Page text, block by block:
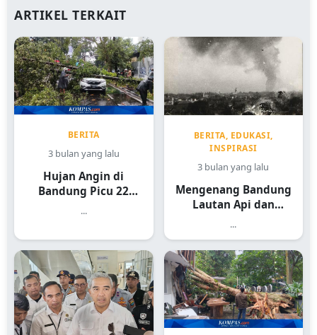
ARTIKEL TERKAIT
BERITA
3 bulan yang lalu
Hujan Angin di
Bandung Picu 22
...
BERITA, EDUKASI,
INSPIRASI
3 bulan yang lalu
Mengenang Bandung
Lautan Api dan
...